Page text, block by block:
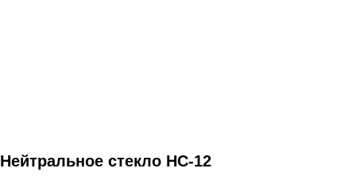
Нейтральное стекло НС-12